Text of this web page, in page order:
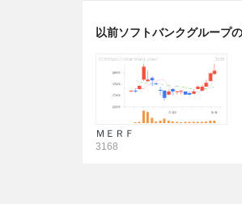
以前ソフトバンクグループ
ＭＥＲＦ
3168